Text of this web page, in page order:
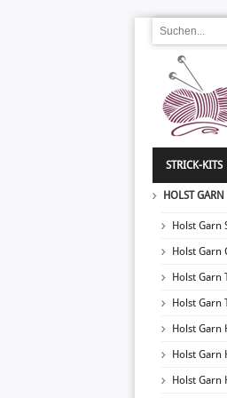
STRICK-KITS
HOLST GARN
Holst Garn
Holst Garn
Holst Garn
Holst Garn
Holst Garn
Holst Garn
Holst Garn